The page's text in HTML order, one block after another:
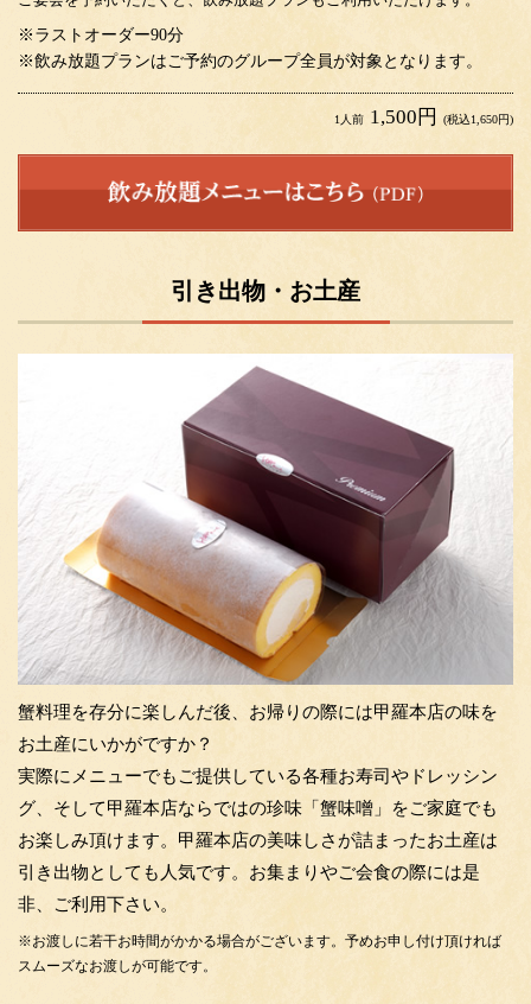
※ラストオーダー90分
※飲み放題プランはご予約のグループ全員が対象となります。
1人前 1,500円 (税込1,650円)
引き出物・お土産
蟹料理を存分に楽しんだ後、お帰りの際には甲羅本店の味を
お土産にいかがですか？
実際にメニューでもご提供している各種お寿司やドレッシン
グ、そして甲羅本店ならではの珍味「蟹味噌」をご家庭でも
お楽しみ頂けます。甲羅本店の美味しさが詰まったお土産は
引き出物としても人気です。お集まりやご会食の際には是
非、ご利用下さい。
※お渡しに若干お時間がかかる場合がございます。予めお申し付け頂ければ
スムーズなお渡しが可能です。